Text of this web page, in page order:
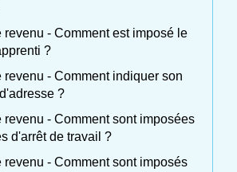
revenu - Comment est imposé le
?
revenu - Comment indiquer son
?
revenu - Comment sont imposées
d'arrêt de travail ?
revenu - Comment sont imposés